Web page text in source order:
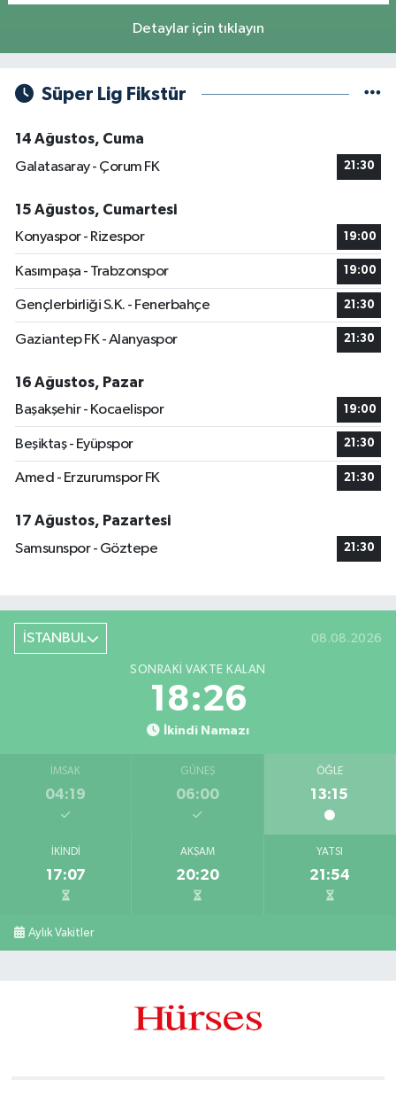
Detaylar için tıklayın
Süper Lig Fikstür
14 Ağustos, Cuma
Galatasaray - Çorum FK
21:30
15 Ağustos, Cumartesi
Konyaspor - Rizespor
19:00
Kasımpaşa - Trabzonspor 19:00
Gençlerbirliği S.K. - Fenerbahçe 21:30
Gaziantep FK - Alanyaspor 21:30
16 Ağustos, Pazar
Başakşehir - Kocaelispor
19:00
Beşiktaş - Eyüpspor 21:30
Amed - Erzurumspor FK 21:30
17 Ağustos, Pazartesi
Samsunspor - Göztepe
21:30
İSTANBUL 08.08.2026
SONRAKI VAKTE KALAN
18:25
İkindi Namazı
İMSAK
04:19
GÜNEŞ
06:00
ÖĞLE
13:15
İKINDI
17:07
AKŞAM
20:20
YATSI
21:54
Aylık Vakitler